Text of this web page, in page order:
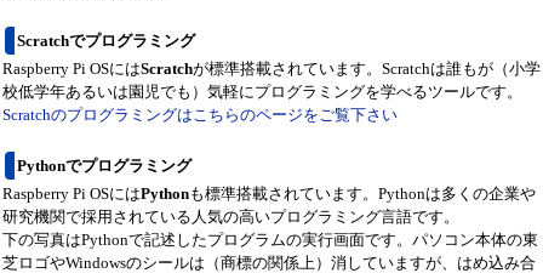
Scratchでプログラミング
Raspberry Pi OSにはScratchが標準搭載されています。Scratchは誰もが（小学
校低学年あるいは園児でも）気軽にプログラミングを学べるツールです。
Scratchのプログラミングはこちらのページをご覧下さい
Pythonでプログラミング
Raspberry Pi OSにはPythonも標準搭載されています。Pythonは多くの企業や
研究機関で採用されている人気の高いプログラミング言語です。
下の写真はPythonで記述したプログラムの実行画面です。パソコン本体の東
芝ロゴやWindowsのシールは（商標の関係上）消していますが、はめ込み合